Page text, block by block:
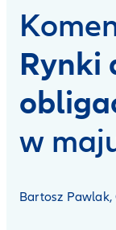
Rynki
w
Bartosz Pawlak,